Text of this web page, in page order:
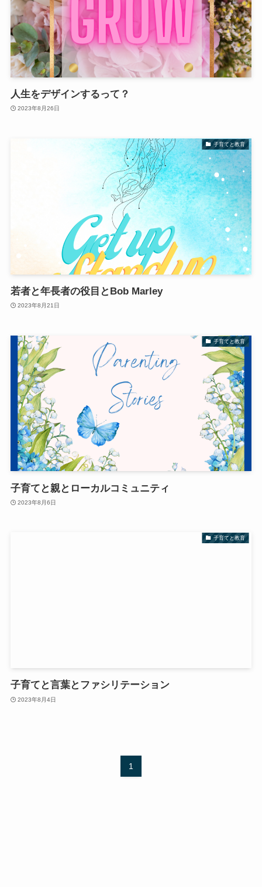
人生をデザインするって？
2023年8月26日
子育てと教育
若者と年長者の役目とBob Marley
2023年8月21日
子育てと教育
子育てと親とローカルコミュニティ
2023年8月6日
子育てと教育
子育てと言葉とファシリテーション
2023年8月4日
1